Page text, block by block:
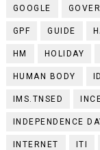
GOOGLE
GPF GUIDE
HM HOLIDAY
HUMAN BODY
IMS.TNSED
INDEPENDENCE
INTERNET ITI